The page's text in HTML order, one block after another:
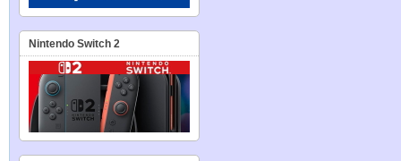
Nintendo Switch 2